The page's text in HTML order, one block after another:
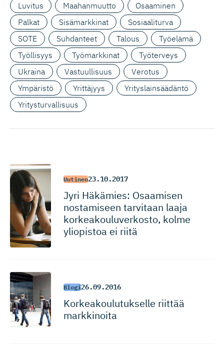
Luvitus
Maahanmuutto
Osaaminen
Palkat
Sisämarkkinat
Sosiaaliturva
SOTE
Suhdanteet Talous
Työelämä
Työllisyys
Työmarkkinat
Työterveys
Ukraina
Vastuullisuus
Verotus
Ympäristö
Yrittäjyys
Yrityslainsäädäntö
Yritysturvallisuus
Uutinen23.10.2017
Jyri Häkämies: Osaamisen
nostamiseen tarvitaan laaja
korkeakou­lu­ver­kosto, kolme
yliopistoa ei riitä
Blogi26.09.2016
Korkeakou­lu­tukselle riittää
markkinoita